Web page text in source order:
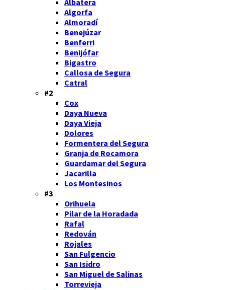
Albatera
Algorfa
Almoradí
Benejúzar
Benferri
Benijófar
Bigastro
Callosa de Segura
Catral
#2
Cox
Daya Nueva
Daya Vieja
Dolores
Formentera del Segura
Granja de Rocamora
Guardamar del Segura
Jacarilla
Los Montesinos
#3
Orihuela
Pilar de la Horadada
Rafal
Redován
Rojales
San Fulgencio
San Isidro
San Miguel de Salinas
Torrevieja